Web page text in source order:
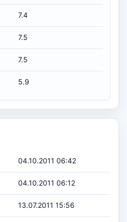
7.4
7.5
7.5
5.9
04.10.2011 06:42
04.10.2011 06:12
13.07.2011 15:56